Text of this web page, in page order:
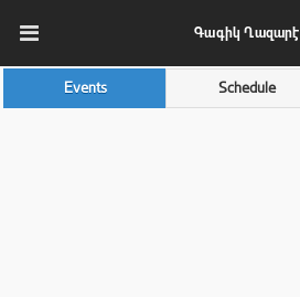
Գագիկ Ղազարէ
Events Schedule